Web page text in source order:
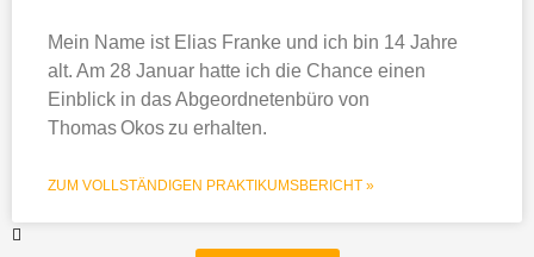
Mein Name ist Elias Franke und ich bin 14 Jahre
alt. Am 28 Januar hatte ich die Chance einen
Einblick in das Abgeordnetenbüro von
Thomas Okos zu erhalten.
ZUM VOLLSTÄNDIGEN PRAKTIKUMSBERICHT »